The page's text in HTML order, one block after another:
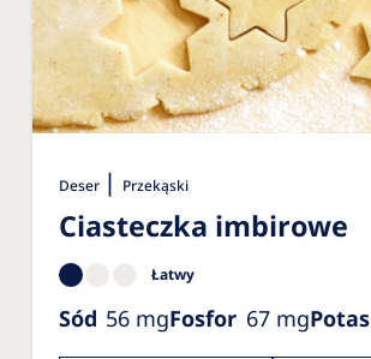
Deser | Przekąski
Ciasteczka imbirowe
Łatwy
Sód 56 mgFosfor 67 mgPotas